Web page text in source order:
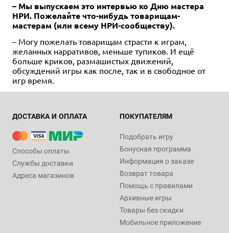
– Мы выпускаем это интервью ко Дню мастера
НРИ. Пожелайте что-нибудь товарищам-
мастерам (или всему НРИ-сообществу).
– Могу пожелать товарищам страсти к играм,
желанных нарративов, меньше тупиков. И ещё
больше криков, размашистых движений,
обсуждений игры как после, так и в свободное от
игр время.
ДОСТАВКА И ОПЛАТА
Способы оплаты
Службы доставки
Адреса магазинов
ПОКУПАТЕЛЯМ
Подобрать игру
Бонусная программа
Информация о заказе
Возврат товара
Помощь с правилами
Архивные игры
Товары без скидки
Мобильное приложение